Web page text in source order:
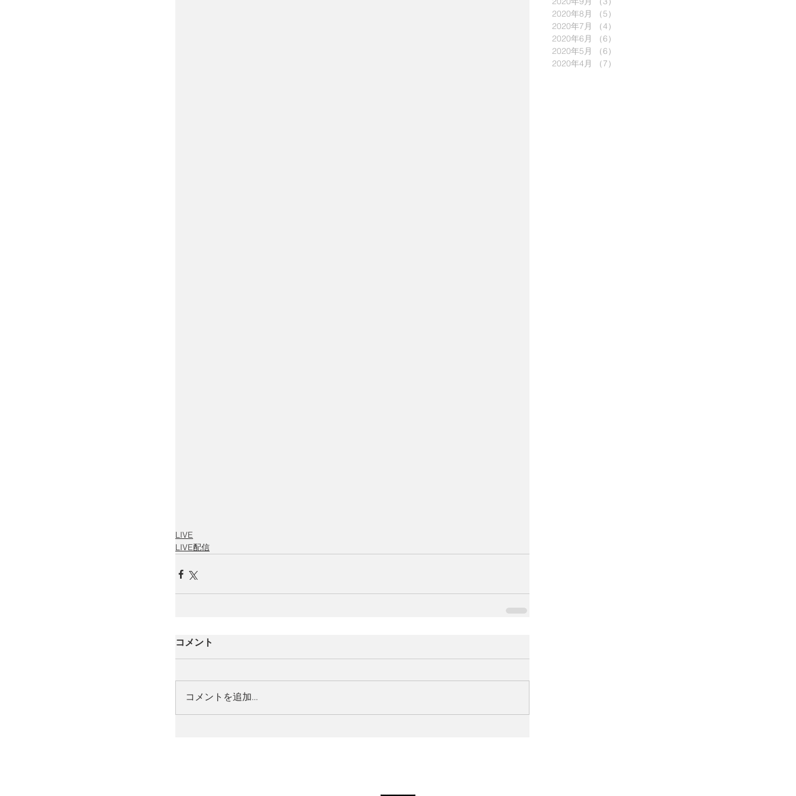
LIVE
LIVE配信
コメント
コメントを追加…
2020年8月
（5）
2020年7月
（4）
2020年6月
（6）
2020年5月
（6）
2020年4月
（7）